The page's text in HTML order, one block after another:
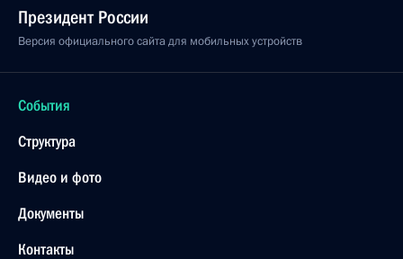
Президент России
Версия официального сайта для мобильных устройств
События
Структура
Видео и фото
Документы
Контакты